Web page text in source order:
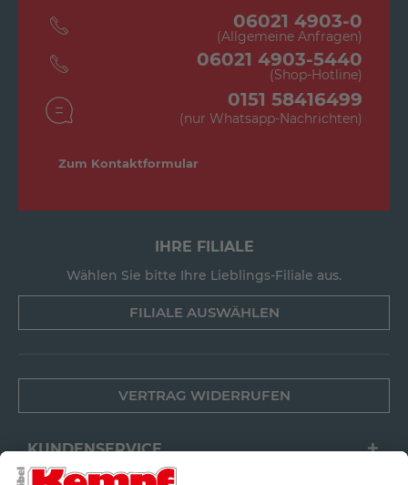
06021 4903-0
(Allgemeine Anfragen)
06021 4903-5440
(Shop-Hotline)
0151 58416499
(nur Whatsapp-Nachrichten)
Zum Kontaktformular
IHRE FILIALE
Wählen Sie bitte Ihre Lieblings-Filiale aus.
FILIALE AUSWÄHLEN
VERTRAG WIDERRUFEN
KUNDENSERVICE